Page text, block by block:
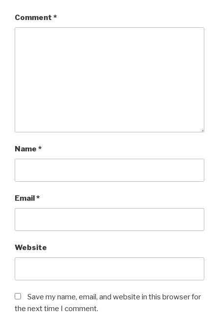
Comment *
Name *
Email*
Website
Save my name, email, and website in this browser for
the next time I comment.